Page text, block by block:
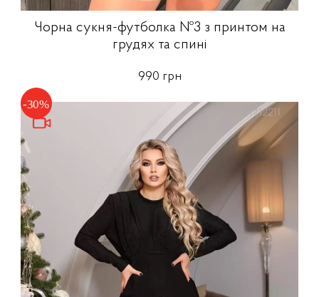
Чорна сукня-футболка №3 з принтом на
грудях та спині
990 грн